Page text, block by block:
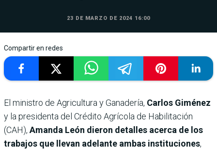
23 DE MARZO DE 2024 16:00
Compartir en redes
El ministro de Agricultura y Ganadería, Carlos Giménez
y la presidenta del Crédito Agrícola de Habilitación
(CAH), Amanda León dieron detalles acerca de los
trabajos que llevan adelante ambas instituciones,